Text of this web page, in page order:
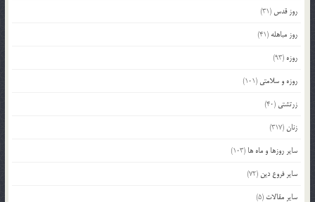
روز قدس (31)
روز مباهله (41)
روزه (93)
روزه و سلامتی (101)
زرتشتی (40)
زنان(317)
سایر روزها و ماه ها (103)
سایر فروع دین (72)
سایر مقالات (5)